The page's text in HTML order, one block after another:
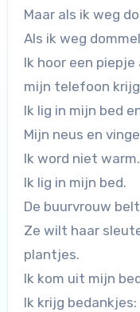
Maar als ik weg
Als ik weg
Ik hoor een
mijn telefoon
Ik lig in mijn bed
Mijn neus en
Ik word niet warm.
Ik lig in mijn bed.
De buurvrouw
Ze wilt haar
plantjes.
Ik kom uit mijn
Ik krijg